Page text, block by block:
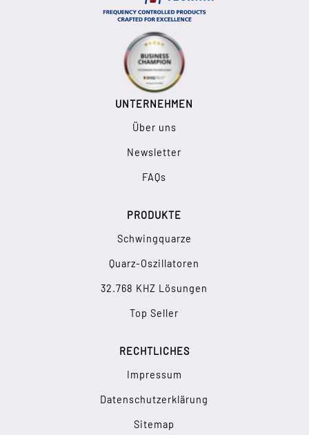
UNTERNEHMEN
Über uns
Newsletter
FAQs
PRODUKTE
Schwingquarze
Quarz-Oszillatoren
32.768 KHZ Lösungen
Top Seller
RECHTLICHES
Impressum
Datenschutzerklärung
Sitemap